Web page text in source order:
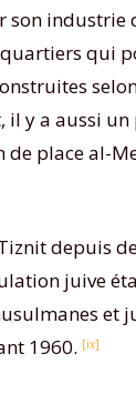
industrie
qui
il y a aussi
place al-
depuis
juive
1960. [ix]